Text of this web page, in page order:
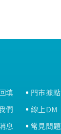
填
們
息
門市據點
線上DM
常見問題